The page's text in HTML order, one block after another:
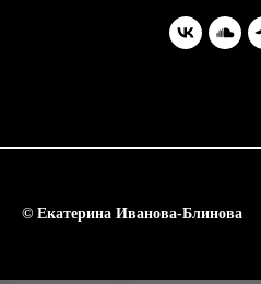
© Екатерина Иванова-Блинова